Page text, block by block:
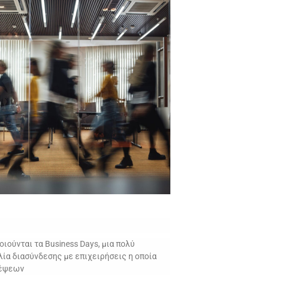
τα Business Days, μια πολύ
διασύνδεσης με επιχειρήσεις η οποία